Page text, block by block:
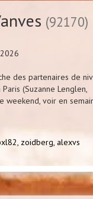
(92170)
des partenaires de
(Suzanne Lenglen,
weekend, voir en
zoidberg,alexvs